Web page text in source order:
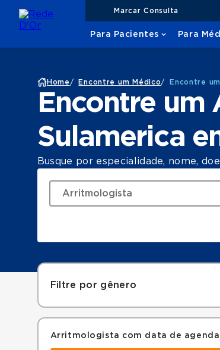
Marcar Consulta
Para Pacientes Para
Home / Encontre um Médico/ Encontre
Encontre
Sulamerica
Busque por especialidade, nome,
Filtre por gênero
Arritmologista com data de